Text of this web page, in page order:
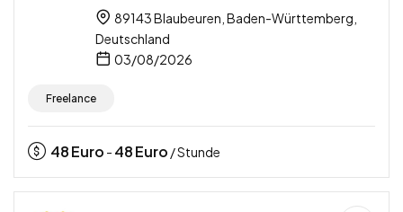
89143 Blaubeuren, Baden-Württemberg,
Deutschland
03/08/2026
Freelance
48Euro - 48Euro / Stunde